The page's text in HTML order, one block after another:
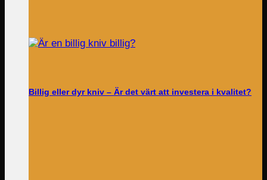
Billig eller dyr kniv – Är det värt att investera i kvalitet?